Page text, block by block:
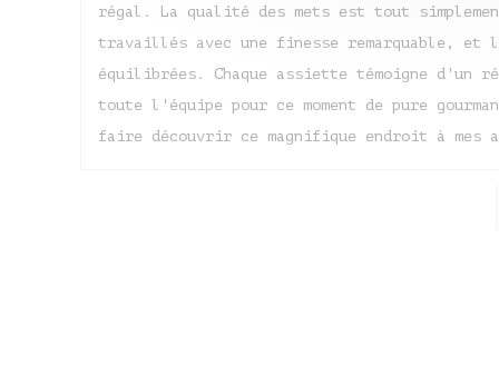
régal. La qualité des mets est tout
travaillés avec une finesse remarquable, et
équilibrées. Chaque assiette témoigne d'un
toute l'équipe pour ce moment de pure
faire découvrir ce magnifique endroit à mes